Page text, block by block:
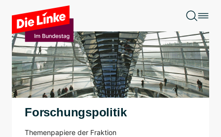
Zum Hauptinhalt springen
Forschungspolitik
Themenpapiere der Fraktion